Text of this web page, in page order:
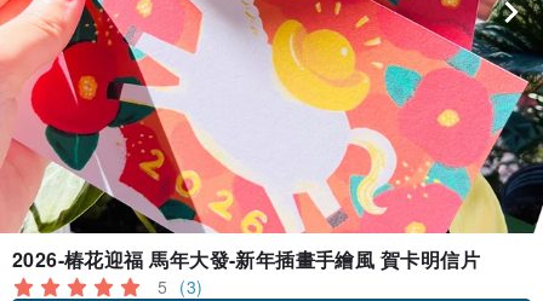
2026-椿花迎福 馬年大發-新年插畫手繪風 賀卡明信片
5 (3)